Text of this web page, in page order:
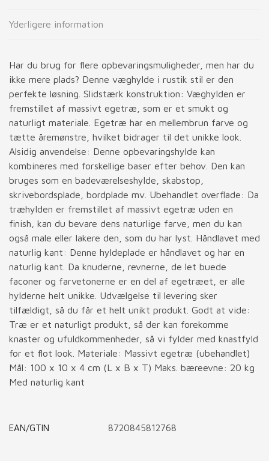
Yderligere information
Har du brug for flere opbevaringsmuligheder, men har du
ikke mere plads? Denne væghylde i rustik stil er den
perfekte løsning. Slidstærk konstruktion: Væghylden er
fremstillet af massivt egetræ, som er et smukt og
naturligt materiale. Egetræ har en mellembrun farve og
tætte åremønstre, hvilket bidrager til det unikke look.
Alsidig anvendelse: Denne opbevaringshylde kan
kombineres med forskellige baser efter behov. Den kan
bruges som en badeværelseshylde, skabstop,
skrivebordsplade, bordplade mv. Ubehandlet overflade: Da
træhylden er fremstillet af massivt egetræ uden en
finish, kan du bevare dens naturlige farve, men du kan
også male eller lakere den, som du har lyst. Håndlavet med
naturlig kant: Denne hyldeplade er håndlavet og har en
naturlig kant. Da knuderne, revnerne, de let buede
faconer og farvetonerne er en del af egetræet, er alle
hylderne helt unikke. Udvælgelse til levering sker
tilfældigt, så du får et helt unikt produkt. Godt at vide:
Træ er et naturligt produkt, så der kan forekomme
knaster og ufuldkommenheder, så vi fylder med knastfyld
for et flot look. Materiale: Massivt egetræ (ubehandlet)
Mål: 100 x 10 x 4 cm (L x B x T) Maks. bæreevne: 20 kg
Med naturlig kant
EAN/GTIN 8720845812768